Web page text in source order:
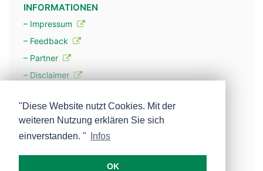
INFORMATIONEN
– Impressum
– Feedback
– Partner
– Disclaimer
– Werbung
– Mehr über unsere Experten
"Diese Website nutzt Cookies. Mit der
weiteren Nutzung erklären Sie sich
einverstanden. "
Infos
OK